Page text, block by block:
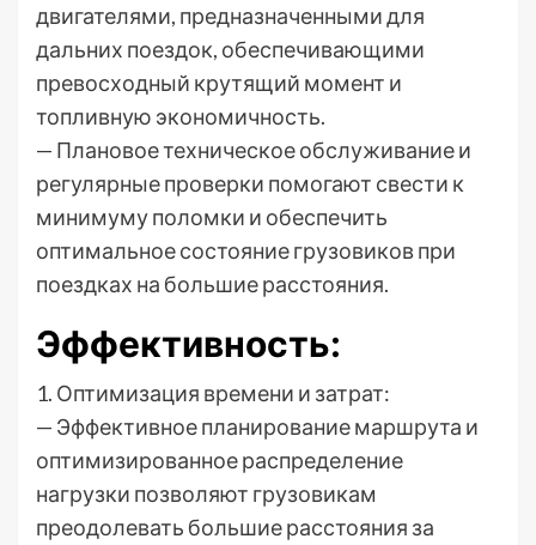
двигателями, предназначенными для
дальних поездок, обеспечивающими
превосходный крутящий момент и
топливную экономичность.
— Плановое техническое обслуживание и
регулярные проверки помогают свести к
минимуму поломки и обеспечить
оптимальное состояние грузовиков при
поездках на большие расстояния.
Эффективность:
1. Оптимизация времени и затрат:
— Эффективное планирование маршрута и
оптимизированное распределение
нагрузки позволяют грузовикам
преодолевать большие расстояния за